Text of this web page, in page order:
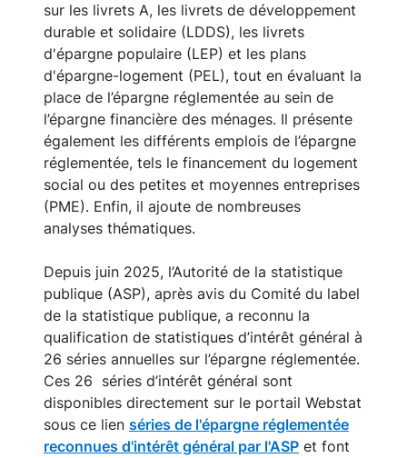
sur les livrets A, les livrets de développement
durable et solidaire (LDDS), les livrets
d'épargne populaire (LEP) et les plans
d'épargne-logement (PEL), tout en évaluant la
place de l’épargne réglementée au sein de
l’épargne financière des ménages. Il présente
également les différents emplois de l’épargne
réglementée, tels le financement du logement
social ou des petites et moyennes entreprises
(PME). Enfin, il ajoute de nombreuses
analyses thématiques.
Depuis juin 2025, l’Autorité de la statistique
publique (ASP), après avis du Comité du label
de la statistique publique, a reconnu la
qualification de statistiques d’intérêt général à
26 séries annuelles sur l’épargne réglementée.
Ces 26 séries d’intérêt général sont
disponibles directement sur le portail Webstat
sous ce lien séries de l'épargne réglementée
reconnues d'intérêt général par l'ASP et font